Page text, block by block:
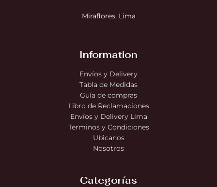
Miraflores, Lima
Information
Envíos y Delivery
Tabla de Medidas
Guía de compras
Libro de Reclamaciones
Envíos y Delivery Lima
Terminos y Condiciones
Ubicanos
Nosotros
Categorías